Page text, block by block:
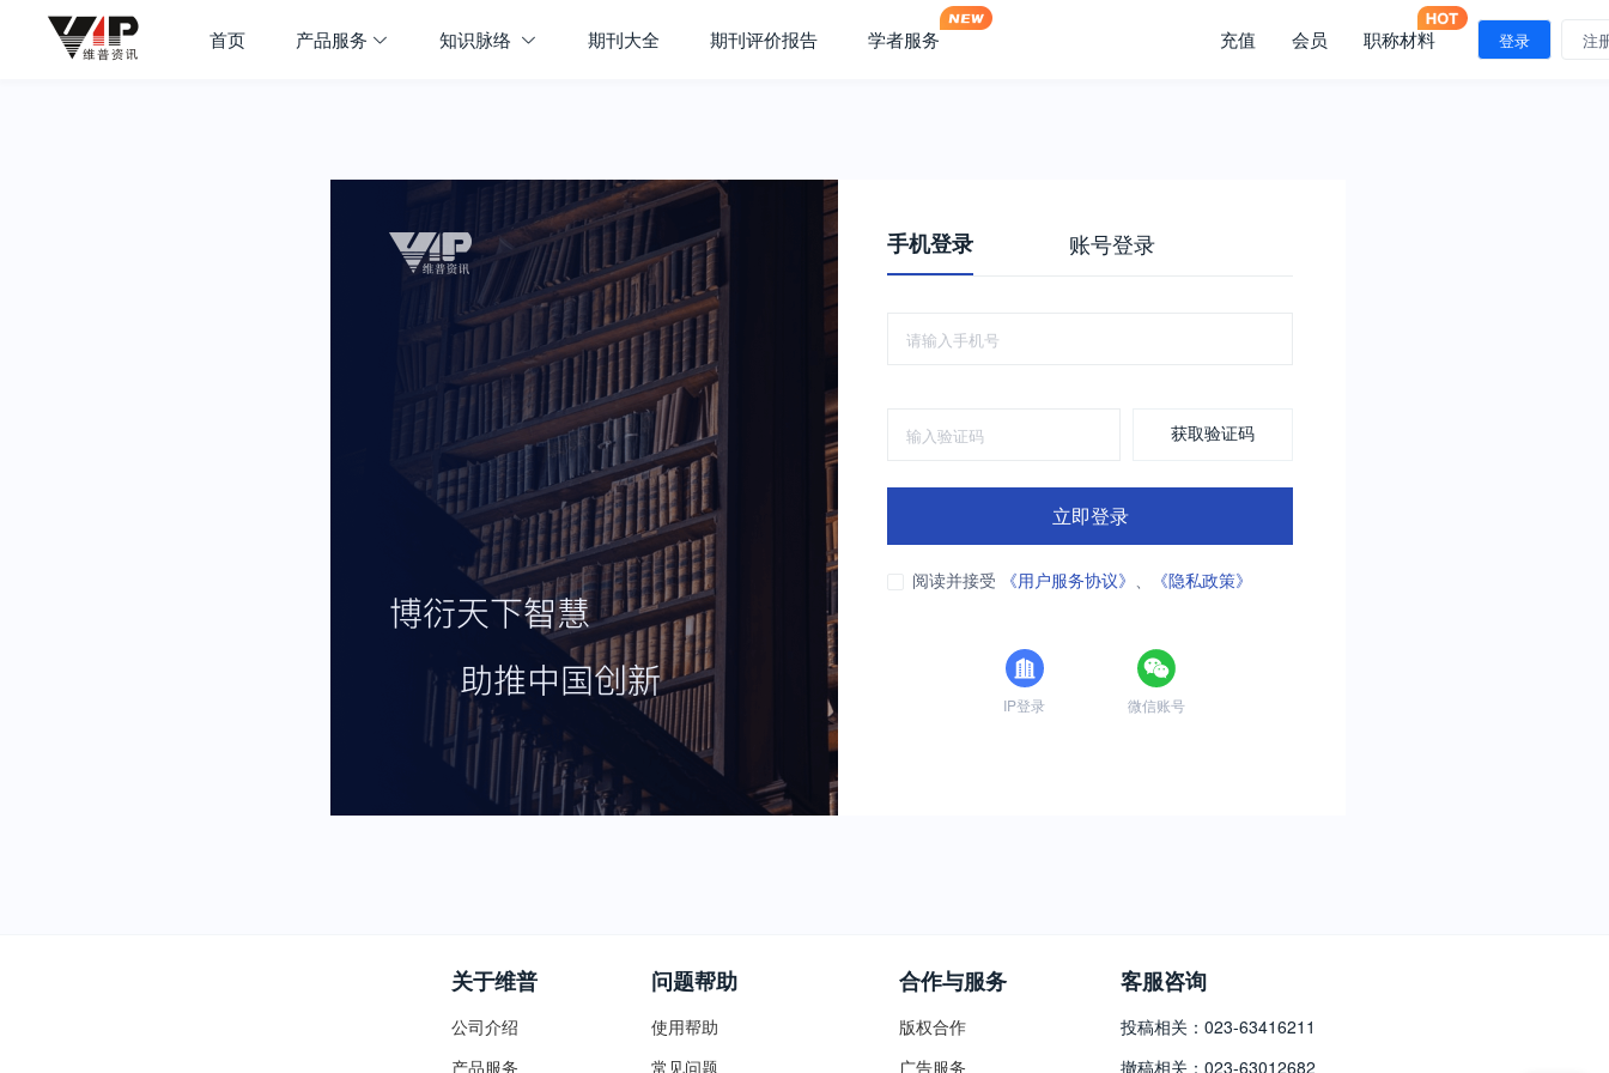
首页 产品服务 知识脉络 期刊大全 期刊评价报告 学者服务 充值 会员 职称材料 登录 注
手机登录 账号登录
获取验证码
立即登录
阅读并接受 《用户服务协议》 、 《隐私政策》
IP登录 微信账号
关于维普
公司介绍
产品服务
问题帮助
使用帮助
常见问题
合作与服务
版权合作
广告服务
客服咨询
投稿相关：023-63416211
撤稿相关：023-63012682